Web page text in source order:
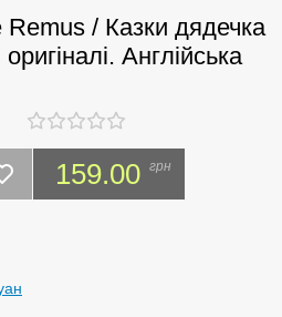
/ Казки дядечка
Англійська
159.00 грн